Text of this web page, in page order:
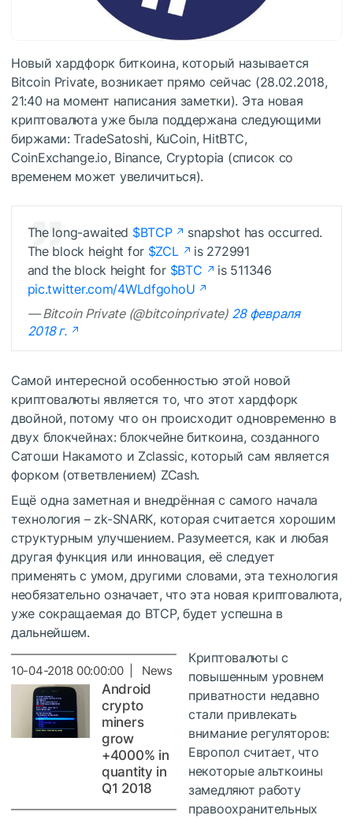
Новый хардфорк биткоина, который называется
Bitcoin Private, возникает прямо сейчас (28.02.2018,
21:40 на момент написания заметки). Эта новая
криптовалюта уже была поддержана следующими
биржами: TradeSatoshi, KuCoin, HitBTC,
CoinExchange.io, Binance, Cryptopia (список со
временем может увеличиться).
The long-awaited $BTCP
snapshot has occurred.
The block height for $ZCL
is 272991
and the block height for $BTC
is 511346
pic.twitter.com/4WLdfgohoU
— Bitcoin Private (@bitcoinprivate) 28 февраля
2018 г.
Самой интересной особенностью этой новой
криптовалюты является то, что этот хардфорк
двойной, потому что он происходит одновременно в
двух блокчейнах: блокчейне биткоина, созданного
Сатоши Накамото и Zclassic, который сам является
форком (ответвлением) ZCash.
Ещё одна заметная и внедрённая с самого начала
технология – zk-SNARK, которая считается хорошим
структурным улучшением. Разумеется, как и любая
другая функция или инновация, её следует
применять с умом, другими словами, эта технология
необязательно означает, что эта новая криптовалюта,
уже сокращаемая до BTCP, будет успешна в
дальнейшем.
10-04-2018 00:00:00 | News
Android
crypto
miners
grow
+4000% in
quantity in
Q1 2018
Криптовалюты с
повышенным уровнем
приватности недавно
стали привлекать
внимание регуляторов:
Европол считает, что
некоторые альткоины
замедляют работу
правоохранительных